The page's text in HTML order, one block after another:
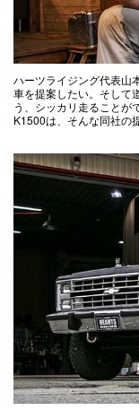
ハーツライジング代表山
車を提案したい。そして
う、シッカリ走ることが
K1500は、そんな同社の